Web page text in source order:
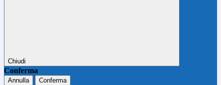
Chiudi
Conferma
Annulla Conferma